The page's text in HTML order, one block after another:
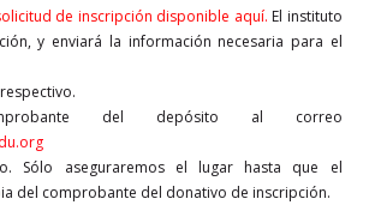
de inscripción disponible aquí. El instituto
y enviará la información necesaria para el
del depósito al correo
Sólo aseguraremos el lugar hasta que el
del comprobante del donativo de inscripción.